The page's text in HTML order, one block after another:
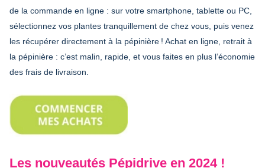
de la commande en ligne : sur votre smartphone, tablette ou PC,
sélectionnez vos plantes tranquillement de chez vous, puis venez
les récupérer directement à la pépinière ! Achat en ligne, retrait à
la pépinière : c’est malin, rapide, et vous faites en plus l’économie
des frais de livraison.
Les nouveautés Pépidrive en 2024 !